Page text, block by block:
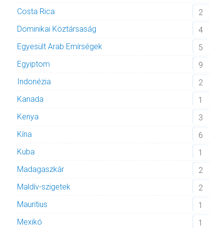
Costa Rica
2
Dominikai Köztársaság
4
Egyesült Arab Emírségek
5
Egyiptom
9
Indonézia
2
Kanada
1
Kenya
3
Kína
6
Kuba
1
Madagaszkár
2
Maldív-szigetek
2
Mauritius
1
Mexikó
1